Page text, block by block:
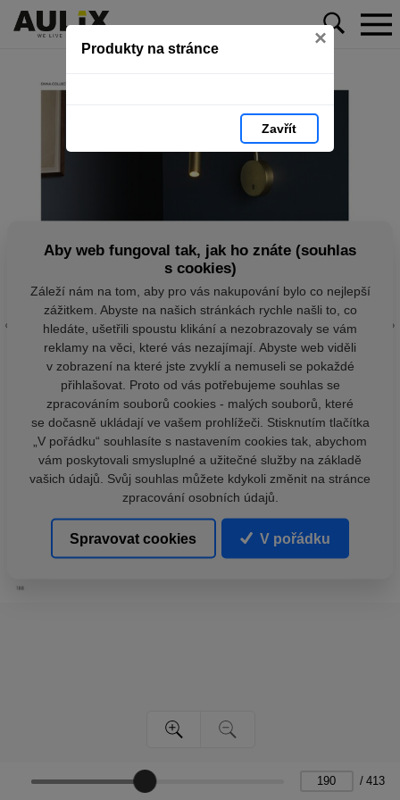
Produkty na stránce ×
Zavřít
/ 413
Aby web fungoval tak, jak ho znáte (souhlas
s cookies)
Záleží nám na tom, aby pro vás nakupování bylo co nejlepší
zážitkem. Abyste na našich stránkách rychle našli to, co
hledáte, ušetřili spoustu klikání a nezobrazovaly se vám
reklamy na věci, které vás nezajímají. Abyste web viděli
v zobrazení na které jste zvyklí a nemuseli se pokaždé
přihlašovat. Proto od vás potřebujeme souhlas se
zpracováním souborů cookies - malých souborů, které
se dočasně ukládají ve vašem prohlížeči. Stisknutím tlačítka
„V pořádku“ souhlasíte s nastavením cookies tak, abychom
vám poskytovali smysluplné a užitečné služby na základě
vašich údajů. Svůj souhlas můžete kdykoli změnit na stránce
zpracování osobních údajů.
Spravovat cookies V pořádku